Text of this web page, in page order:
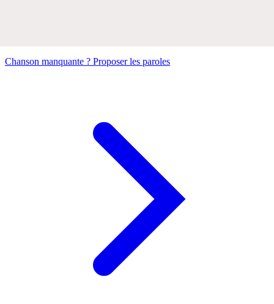
Chanson manquante ? Proposer les paroles